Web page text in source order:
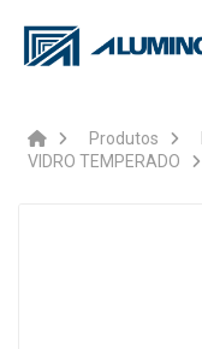
Produtos
VIDRO TEMPERADO